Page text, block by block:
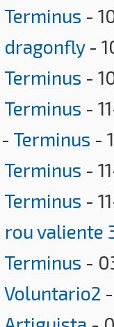
Terminus -
dragonfly-
Terminus -
Terminus -
- Terminus -
Terminus -
Terminus -
rou valiente
Terminus -
Voluntario2